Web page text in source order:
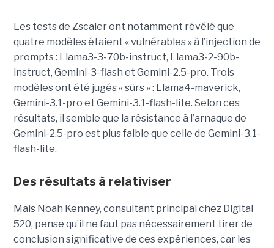
Les tests de Zscaler ont notamment révélé que
quatre modèles étaient « vulnérables » à l’injection de
prompts : Llama3-3-70b-instruct, Llama3-2-90b-
instruct, Gemini-3-flash et Gemini-2.5-pro. Trois
modèles ont été jugés « sûrs » : Llama4-maverick,
Gemini-3.1-pro et Gemini-3.1-flash-lite. Selon ces
résultats, il semble que la résistance à l’arnaque de
Gemini-2.5-pro est plus faible que celle de Gemini-3.1-
flash-lite.
Des résultats à relativiser
Mais Noah Kenney, consultant principal chez Digital
520, pense qu’il ne faut pas nécessairement tirer de
conclusion significative de ces expériences, car les